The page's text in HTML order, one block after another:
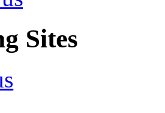
Sites